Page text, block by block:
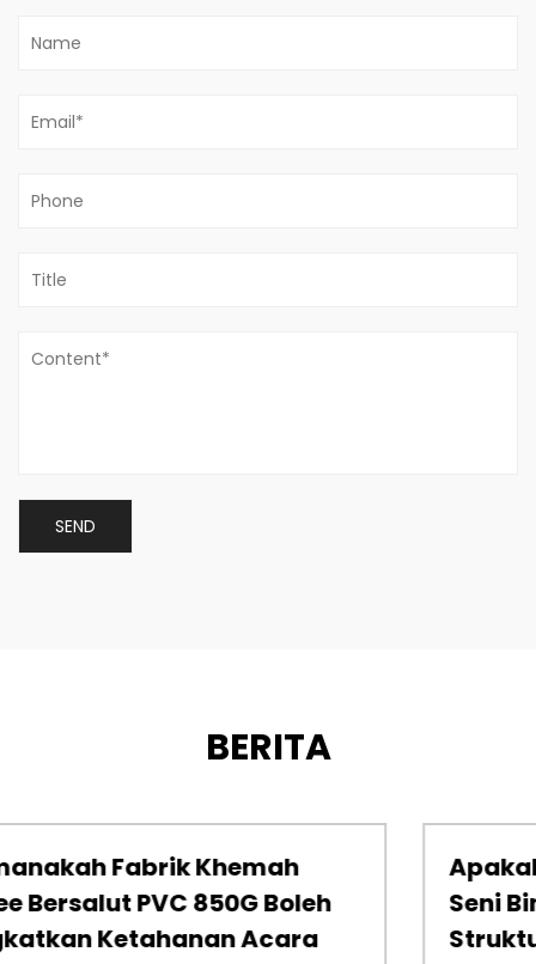
BERITA
Apakah yang Menjadikan Membran
Seni Bina PTFE Pilihan Ideal untuk
Struktur Bangunan Moden?